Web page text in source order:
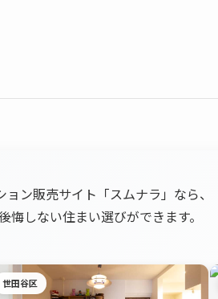
ン販売サイト「スムナラ」なら、
悔しない住まい選びができます。
世田谷区